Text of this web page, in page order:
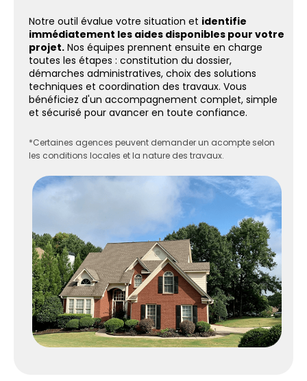
Notre outil évalue votre situation et identifie
immédiatement les aides disponibles pour votre
projet. Nos équipes prennent ensuite en charge
toutes les étapes : constitution du dossier,
démarches administratives, choix des solutions
techniques et coordination des travaux. Vous
bénéficiez d'un accompagnement complet, simple
et sécurisé pour avancer en toute confiance.
*Certaines agences peuvent demander un acompte selon
les conditions locales et la nature des travaux.